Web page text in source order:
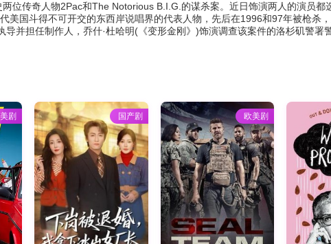
位传奇人物2Pac和The Notorious B.I.G.的谋杀案。近日饰演两人的演员
美国斗得不可开交的东西岸说唱界的代表人物，先后在1996和97年被枪杀
并担任制作人，乔什·杜哈明(《变形金刚》)饰演调查该案件的洛杉矶警
剧 国产剧 欧美剧